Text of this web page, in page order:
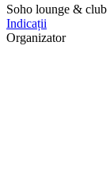
Soho lounge & club
Indicații
Organizator